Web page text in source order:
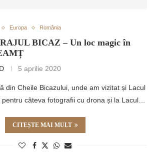
Europa România
BICAZ – Un loc magic în
5 aprilie 2020
din Cheile Bicazului, unde am vizitat și Lacul
câteva fotografii cu drona și la Lacul…
CITEȘTE MAI MULT